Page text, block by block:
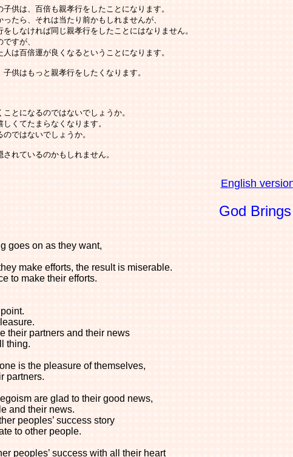
供は、百倍も親孝行をしたことになります。
たら、それは当たり前かもしれませんが、
しなければ同じ親孝行をしたことにはなりません。
すが、
は百倍運が良くなるということになります。
供はもっと親孝行をしたくなります。
とになるのではないでしょうか。
くてたまらなくなります。
ではないでしょうか。
れているのかもしれません。
English
God
goes on as they want,
make efforts, the result is miserable.
to make their efforts.
their partners and their news
thing.
is the pleasure of themselves,
partners.
are glad to their good news,
and their news.
peoples’ success story
to other people.
peoples’ success with all their heart